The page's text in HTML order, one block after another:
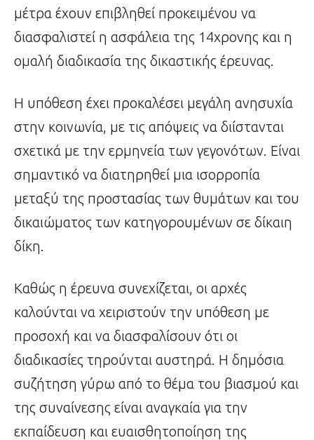
μέτρα έχουν επιβληθεί προκειμένου να
διασφαλιστεί η ασφάλεια της 14χρονης και η
ομαλή διαδικασία της δικαστικής έρευνας.
Η υπόθεση έχει προκαλέσει μεγάλη ανησυχία
στην κοινωνία, με τις απόψεις να διίστανται
σχετικά με την ερμηνεία των γεγονότων. Είναι
σημαντικό να διατηρηθεί μια ισορροπία
μεταξύ της προστασίας των θυμάτων και του
δικαιώματος των κατηγορουμένων σε δίκαιη
δίκη.
Καθώς η έρευνα συνεχίζεται, οι αρχές
καλούνται να χειριστούν την υπόθεση με
προσοχή και να διασφαλίσουν ότι οι
διαδικασίες τηρούνται αυστηρά. Η δημόσια
συζήτηση γύρω από το θέμα του βιασμού και
της συναίνεσης είναι αναγκαία για την
εκπαίδευση και ευαισθητοποίηση της